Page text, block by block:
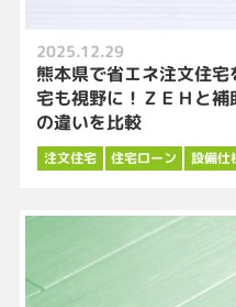
2025.12.29
熊本県で省エネ注文住
宅も視野に！ＺＥＨと
の違いを比較
注文住宅 住宅ローン 設備仕